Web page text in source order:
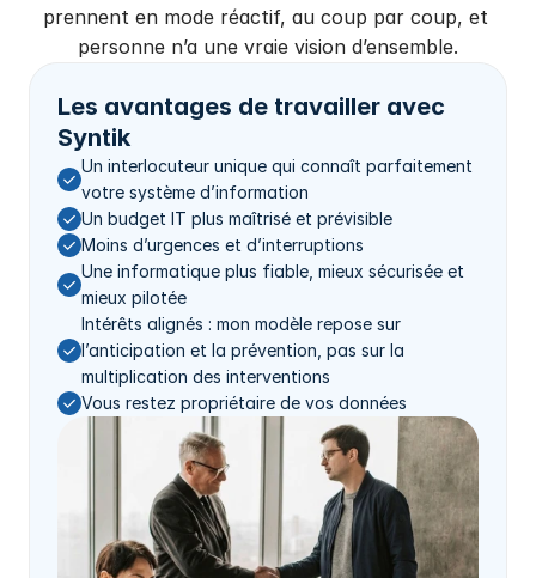
prennent en mode réactif, au coup par coup, et
personne n’a une vraie vision d’ensemble.
Les avantages de travailler avec
Syntik
Un interlocuteur unique qui connaît parfaitement
votre système d’information
Un budget IT plus maîtrisé et prévisible
Moins d’urgences et d’interruptions
Une informatique plus fiable, mieux sécurisée et
mieux pilotée
Intérêts alignés : mon modèle repose sur
l’anticipation et la prévention, pas sur la
multiplication des interventions
Vous restez propriétaire de vos données